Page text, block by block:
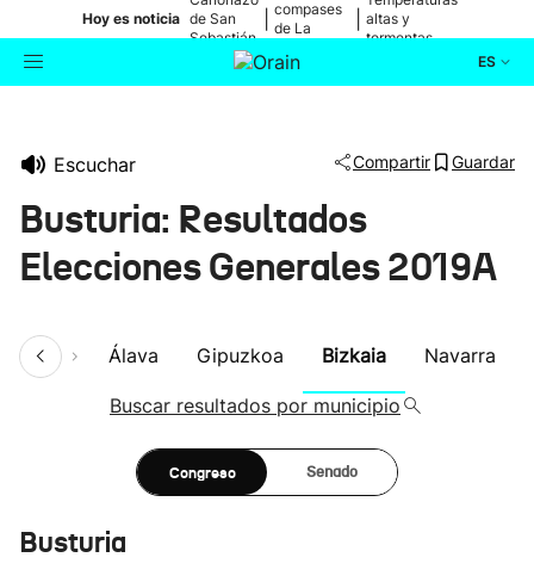
Hoy es noticia de San
Sebastián
compases
de La
altas y
tormentas
ES
Escuchar Compartir Guardar
Busturia: Resultados
Elecciones Generales 2019A
Álava Gipuzkoa Bizkaia Navarra
Buscar resultados por municipio
Congreso Senado
Busturia